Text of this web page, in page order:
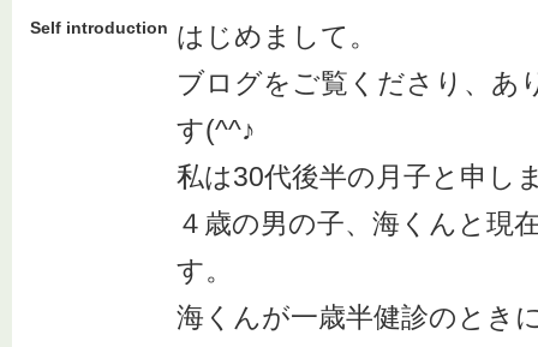
Self introduction はじめまして。
ブログをご覧くださり、あ
す(^^♪
私は30代後半の月子と申し
４歳の男の子、海くんと現
す。
海くんが一歳半健診のとき